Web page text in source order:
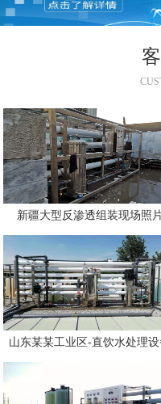
新疆大型反渗透组装现场照
山东某某工业区-直饮水处理设